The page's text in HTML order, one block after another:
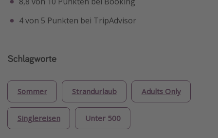
4 von 5 Punkten bei TripAdvisor
Schlagworte
Sommer Strandurlaub Adults Only
Singlereisen Unter 500